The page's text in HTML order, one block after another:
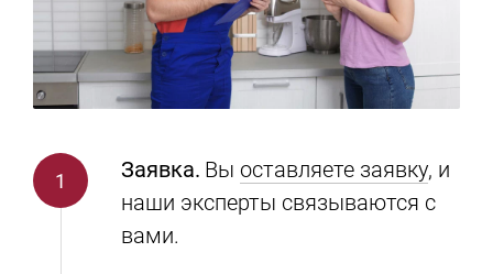
Заявка. Вы оставляете заявку, и
наши эксперты связываются с
вами.